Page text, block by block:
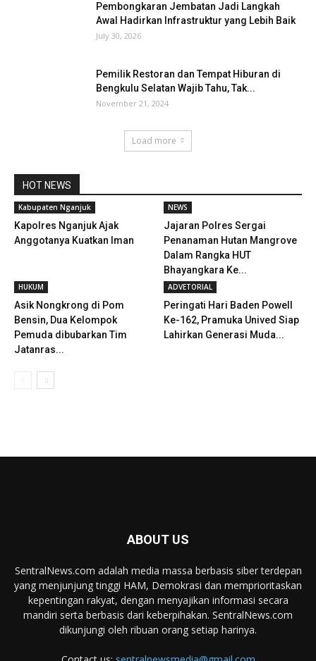
Pembongkaran Jembatan Jadi Langkah
Awal Hadirkan Infrastruktur yang Lebih Baik
July 30, 2026
Pemilik Restoran dan Tempat Hiburan di
Bengkulu Selatan Wajib Tahu, Tak...
November 21, 2024
Load more
HOT NEWS
Kabupaten Nganjuk
Kapolres Nganjuk Ajak
Anggotanya Kuatkan Iman
NEWS
Jajaran Polres Sergai
Penanaman Hutan Mangrove
Dalam Rangka HUT
Bhayangkara Ke...
HUKUM
Asik Nongkrong di Pom
Bensin, Dua Kelompok
Pemuda dibubarkan Tim
Jatanras...
ADVETORIAL
Peringati Hari Baden Powell
Ke-162, Pramuka Unived Siap
Lahirkan Generasi Muda...
ABOUT US
SentralNews.com adalah media massa berbasis siber terdepan
yang menjunjung tinggi HAM, Demokrasi dan memprioritaskan
kepentingan rakyat, dengan menyajikan informasi secara
mandiri serta berbasis dari keberpihakan. SentralNews.com
dikunjungi oleh ribuan orang setiap harinya.